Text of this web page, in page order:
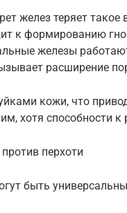
желез теряет такое
к формированию
железы
расширение
кожи, что
хотя способности к
перхоти
быть